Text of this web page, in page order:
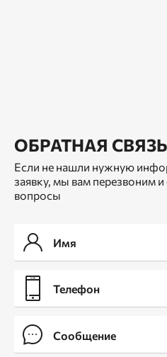
ОБРАТНАЯ СВЯЗЬ
Если не нашли нужную
заявку, мы вам перезвоним
вопросы